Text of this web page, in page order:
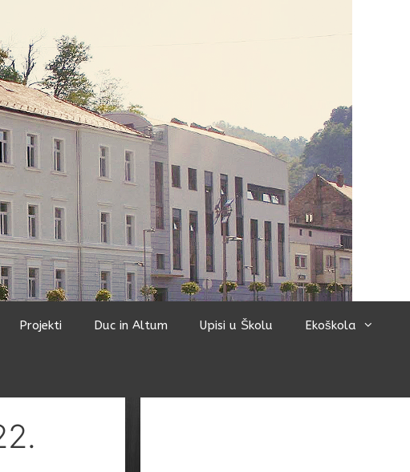
Projekti Duc in Altum Upisi u Školu Ekoškola